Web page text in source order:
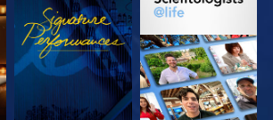
KIJK VERKEN DE SERIE